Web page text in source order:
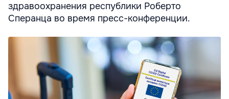
здравоохранения республики Роберто
Сперанца во время пресс-конференции.